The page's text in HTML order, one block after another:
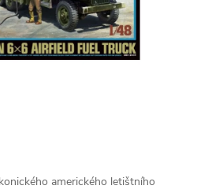
amerického letištního